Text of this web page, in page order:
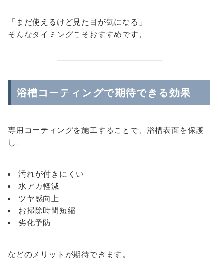
「まだ使えるけど見た目が気になる」
そんなタイミングこそおすすめです。
浴槽コーティングで期待できる効果
専用コーティングを施工することで、浴槽表面を保護
し、
汚れが付きにくい
水アカ軽減
ツヤ感向上
お掃除時間短縮
劣化予防
などのメリットが期待できます。